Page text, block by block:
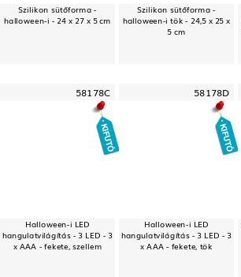
Szilikon sütőforma -
halloween-i - 24 x 27 x 5 cm
Szilikon sütőforma -
halloween-i tök - 24,5 x 25 x
5 cm
58178C
Halloween-i LED
hangulatvilágítás - 3 LED - 3
x AAA - fekete, szellem
58178D
Halloween-i LED
hangulatvilágítás - 3 LED - 3
x AAA - fekete, tök